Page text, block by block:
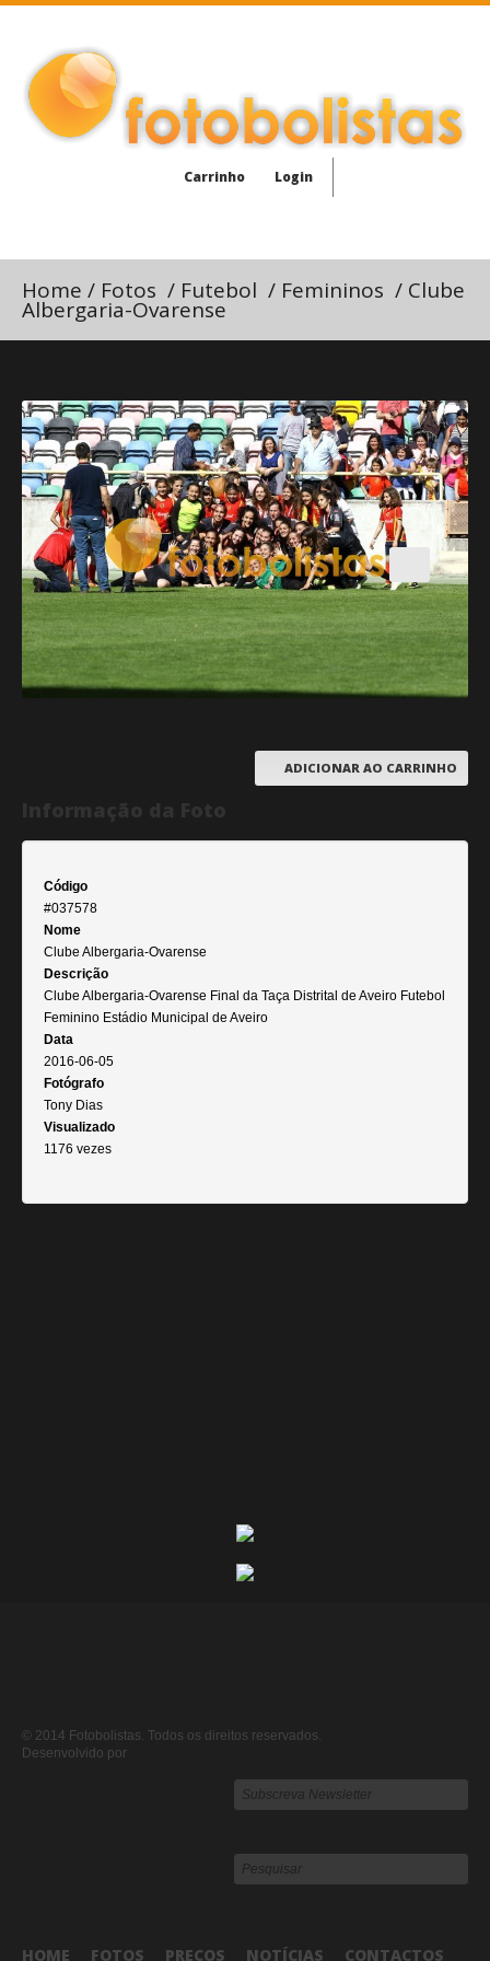
Carrinho Login
Home / Fotos / Futebol / Femininos / Clube
Albergaria-Ovarense
ADICIONAR AO CARRINHO
Código
#037578
Nome
Clube Albergaria-Ovarense
Descrição
Clube Albergaria-Ovarense Final da Taça Distrital de Aveiro Futebol
Feminino Estádio Municipal de Aveiro
Data
2016-06-05
Fotógrafo
Tony Dias
Visualizado
1176 vezes
© 2014 Fotobolistas. Todos os direitos reservados.
Desenvolvido por
HOME FOTOS PREÇOS NOTÍCIAS CONTACTOS